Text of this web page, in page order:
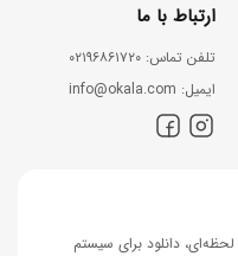
ارتباط با ما
ﺗﻠﻔﻦ ﺗﻤﺎس: ۰۲۱۹۶۸۶۱۷۲۰
اﯾﻤﯿﻞ: info@okala.com
دانلود برای سیستم